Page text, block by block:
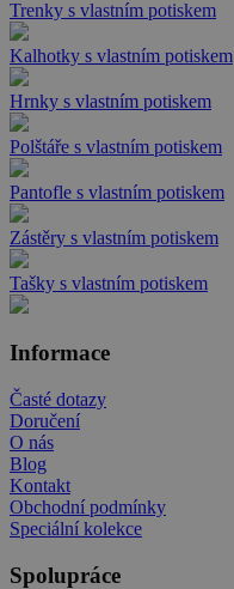
Trenky s vlastním potiskem
Kalhotky s vlastním potiskem
Hrnky s vlastním potiskem
Polštáře s vlastním potiskem
Pantofle s vlastním potiskem
Zástěry s vlastním potiskem
Tašky s vlastním potiskem
Informace
Časté dotazy
Doručení
O nás
Blog
Kontakt
Obchodní podmínky
Speciální kolekce
Spolupráce